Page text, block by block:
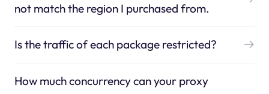
not match the region I purchased from.
Is the traffic of each package restricted?
How much concurrency can your proxy